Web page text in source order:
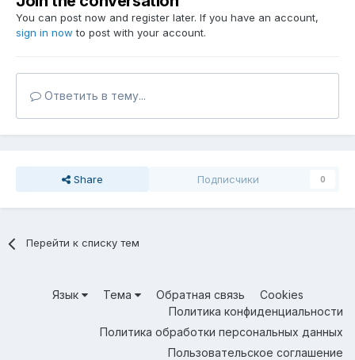
You can post now and register later. If you have an account,
sign in now to post with your account.
Ответить в тему...
Share Подписчики 0
Перейти к списку тем
Язык Тема Обратная связь
Cookies
Политика конфиденциальности
Политика обработки персональных данных
Пользовательское соглашение